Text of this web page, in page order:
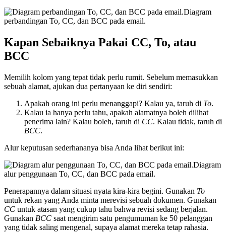
Diagram
perbandingan To, CC, dan BCC pada email.
Kapan Sebaiknya Pakai CC, To, atau
BCC
Memilih kolom yang tepat tidak perlu rumit. Sebelum memasukkan
sebuah alamat, ajukan dua pertanyaan ke diri sendiri:
Apakah orang ini perlu menanggapi? Kalau ya, taruh di To.
Kalau ia hanya perlu tahu, apakah alamatnya boleh dilihat
penerima lain? Kalau boleh, taruh di CC. Kalau tidak, taruh di
BCC.
Alur keputusan sederhananya bisa Anda lihat berikut ini:
Diagram
alur penggunaan To, CC, dan BCC pada email.
Penerapannya dalam situasi nyata kira-kira begini. Gunakan To
untuk rekan yang Anda minta merevisi sebuah dokumen. Gunakan
CC untuk atasan yang cukup tahu bahwa revisi sedang berjalan.
Gunakan BCC saat mengirim satu pengumuman ke 50 pelanggan
yang tidak saling mengenal, supaya alamat mereka tetap rahasia.